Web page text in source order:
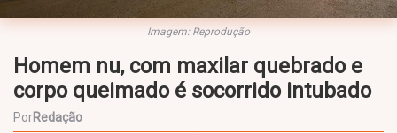
Imagem: Reprodução
Homem nu, com maxilar quebrado e
corpo queimado é socorrido intubado
PorRedação